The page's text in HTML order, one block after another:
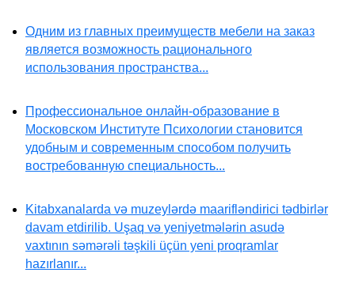
Одним из главных преимуществ мебели на заказ
является возможность рационального
использования пространства...
Профессиональное онлайн-образование в
Московском Институте Психологии становится
удобным и современным способом получить
востребованную специальность...
Kitabxanalarda və muzeylərdə maarifləndirici tədbirlər
davam etdirilib. Uşaq və yeniyetmələrin asudə
vaxtının səmərəli təşkili üçün yeni proqramlar
hazırlanır...